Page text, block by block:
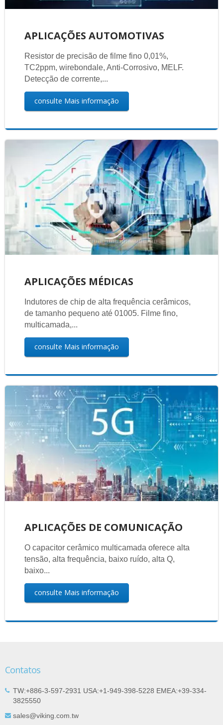
APLICAÇÕES AUTOMOTIVAS
Resistor de precisão de filme fino 0,01%,
TC2ppm, wirebondale, Anti-Corrosivo, MELF.
Detecção de corrente,...
consulte Mais informação
APLICAÇÕES MÉDICAS
Indutores de chip de alta frequência cerâmicos,
de tamanho pequeno até 01005. Filme fino,
multicamada,...
consulte Mais informação
APLICAÇÕES DE COMUNICAÇÃO
O capacitor cerâmico multicamada oferece alta
tensão, alta frequência, baixo ruído, alta Q,
baixo...
consulte Mais informação
Contatos
TW:+886-3-597-2931 USA:+1-949-398-5228 EMEA:+39-334-
3825550
sales@viking.com.tw